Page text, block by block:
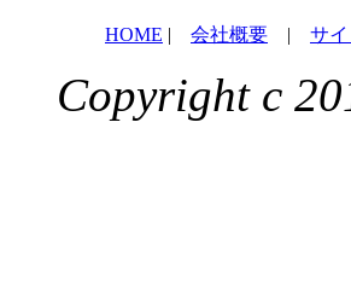
HOME | 会社概要 | サ
Copyright c